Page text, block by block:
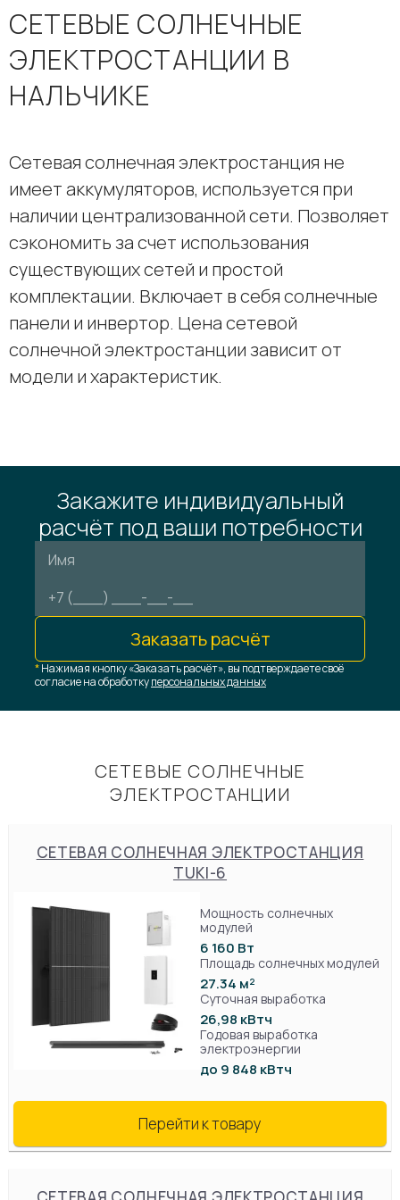
СЕТЕВЫЕ СОЛНЕЧНЫЕ
ЭЛЕКТРОСТАНЦИИ В
НАЛЬЧИКЕ
Сетевая солнечная электростанция не
имеет аккумуляторов, используется при
наличии централизованной сети. Позволяет
сэкономить за счет использования
существующих сетей и простой
комплектации. Включает в себя солнечные
панели и инвертор. Цена сетевой
солнечной электростанции зависит от
модели и характеристик.
Закажите индивидуальный
расчёт под ваши потребности
Заказать расчёт
*Нажимая кнопку «Заказать расчёт», вы подтверждаете своё
согласие на обработкуперсональных данных
СЕТЕВЫЕ СОЛНЕЧНЫЕ
ЭЛЕКТРОСТАНЦИИ
СЕТЕВАЯ СОЛНЕЧНАЯ ЭЛЕКТРОСТАНЦИЯ
TUKI-6
Мощность солнечных
модулей
6 160 Вт
Площадь солнечных модулей
27.34 м²
Суточная выработка
26,98 кВтч
Годовая выработка
электроэнергии
до 9 848 кВтч
Перейти к товару